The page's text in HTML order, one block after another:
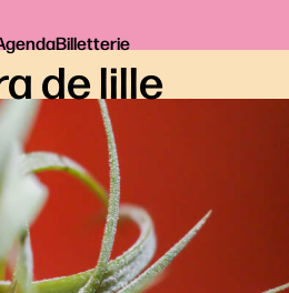
Billetterie
de lille